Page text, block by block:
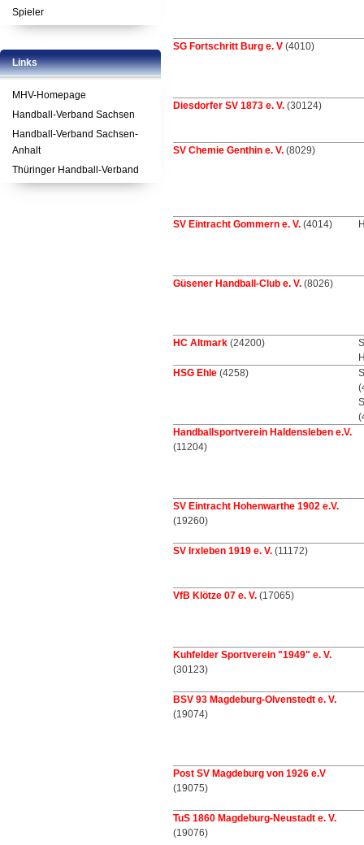
Spieler
Links
MHV-Homepage
Handball-Verband Sachsen
Handball-Verband Sachsen-
Anhalt
Thüringer Handball-Verband
SG Fortschritt Burg e. V (4010)
Diesdorfer SV 1873 e. V. (30124)
SV Chemie Genthin e. V. (8029)
SV Eintracht Gommern e. V. (4014)
Güsener Handball-Club e. V. (8026)
HC Altmark (24200)
HSG Ehle (4258)
Handballsportverein Haldensleben e.V.
(11204)
SV Eintracht Hohenwarthe 1902 e.V.
(19260)
SV Irxleben 1919 e. V. (11172)
VfB Klötze 07 e. V. (17065)
Kuhfelder Sportverein "1949" e. V.
(30123)
BSV 93 Magdeburg-Olvenstedt e. V.
(19074)
Post SV Magdeburg von 1926 e.V
(19075)
TuS 1860 Magdeburg-Neustadt e. V.
(19076)